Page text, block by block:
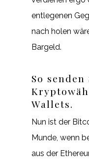
entlegenen
nach holen
Bargeld.
So senden
Wallets.
Nun ist der
Munde, wenn
aus der